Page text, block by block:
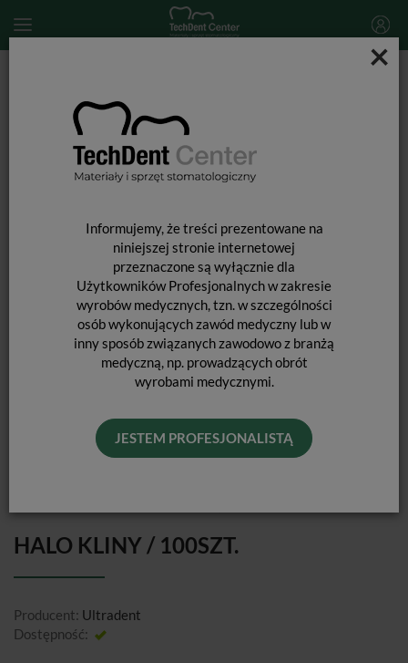
×
Informujemy, że treści prezentowane na
niniejszej stronie internetowej
przeznaczone są wyłącznie dla
Użytkowników Profesjonalnych w zakresie
wyrobów medycznych, tzn. w szczególności
osób wykonujących zawód medyczny lub w
inny sposób związanych zawodowo z branżą
medyczną, np. prowadzących obrót
wyrobami medycznymi.
JESTEM PROFESJONALISTĄ
HALO KLINY / 100SZT.
Producent: Ultradent
Dostępność: